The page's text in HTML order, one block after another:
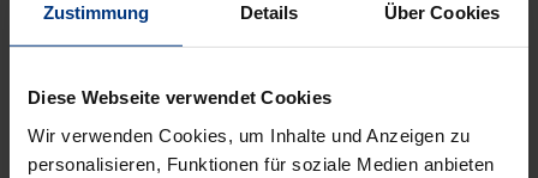
Zustimmung Details Über Cookies
Diese Webseite verwendet Cookies
Wir verwenden Cookies, um Inhalte und Anzeigen zu
personalisieren, Funktionen für soziale Medien anbieten
Literatur und Gesellschaft
ISBN 978-3-95650-706-9